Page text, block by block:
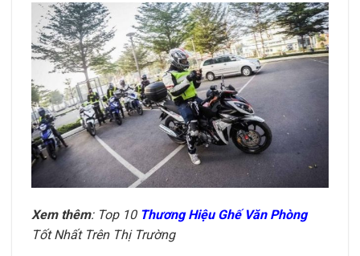
Xem thêm: Top 10 Thương Hiệu Ghế Văn Phòng
Tốt Nhất Trên Thị Trường